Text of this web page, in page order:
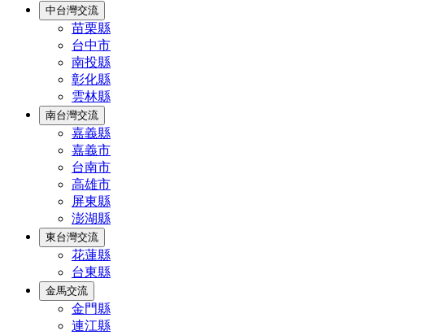
中台灣交流
苗栗縣
台中市
南投縣
彰化縣
雲林縣
南台灣交流
嘉義縣
嘉義市
台南市
高雄市
屏東縣
澎湖縣
東台灣交流
花蓮縣
台東縣
金馬交流
金門縣
連江縣